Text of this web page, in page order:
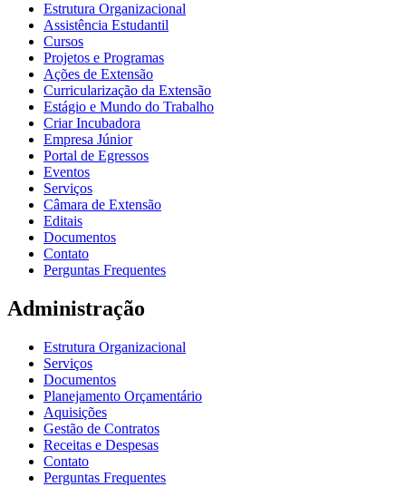
Estrutura Organizacional
Assistência Estudantil
Cursos
Projetos e Programas
Ações de Extensão
Curricularização da Extensão
Estágio e Mundo do Trabalho
Criar Incubadora
Empresa Júnior
Portal de Egressos
Eventos
Serviços
Câmara de Extensão
Editais
Documentos
Contato
Perguntas Frequentes
Administração
Estrutura Organizacional
Serviços
Documentos
Planejamento Orçamentário
Aquisições
Gestão de Contratos
Receitas e Despesas
Contato
Perguntas Frequentes